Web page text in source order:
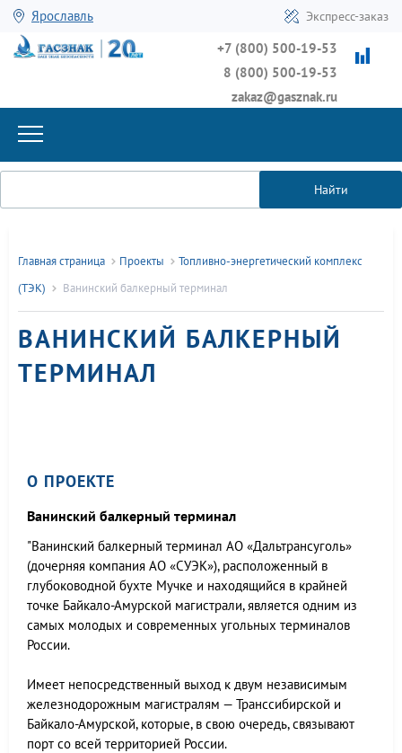
Ярославль Экспресс-заказ
+7 (800) 500-19-53
8 (800) 500-19-53
zakaz@gasznak.ru
Найти
Главная страница Проекты
Топливно-энергетический комплекс
(ТЭК)
Ванинский балкерный терминал
ВАНИНСКИЙ БАЛКЕРНЫЙ
ТЕРМИНАЛ
О ПРОЕКТЕ
Ванинский балкерный терминал
"Ванинский балкерный терминал АО «Дальтрансуголь»
(дочерняя компания АО «СУЭК»), расположенный в
глубоководной бухте Мучке и находящийся в крайней
точке Байкало-Амурской магистрали, является одним из
самых молодых и современных угольных терминалов
России.
Имеет непосредственный выход к двум независимым
железнодорожным магистралям — Транссибирской и
Байкало-Амурской, которые, в свою очередь, связывают
порт со всей территорией России.